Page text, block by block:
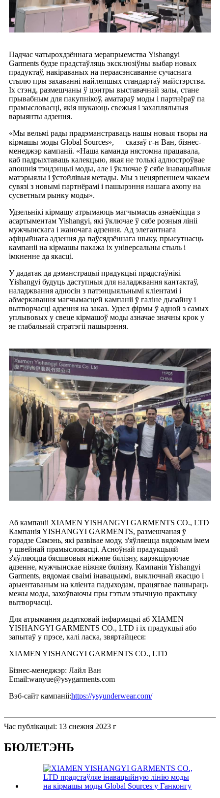
Падчас чатырохдзённага мерапрыемства Yishangyi
Garments будзе прадстаўляць эксклюзіўны выбар новых
прадуктаў, накіраваных на пераасэнсаванне сучаснага
стылю пры захаванні найлепшых стандартаў майстэрства.
Іх стэнд, размешчаны ў цэнтры выставачнай залы, стане
прывабным для пакупнікоў, аматараў моды і партнёраў па
прамысловасці, якія шукаюць свежыя і захапляльныя
варыянты адзення.
«Мы вельмі рады прадэманстраваць нашы новыя творы на
кірмашы моды Global Sources», — сказаў г-н Ван, бізнес-
менеджэр кампаніі. «Наша каманда нястомна працавала,
каб падрыхтаваць калекцыю, якая не толькі адлюстроўвае
апошнія тэндэнцыі моды, але і ўключае ў сябе інавацыйныя
матэрыялы і ўстойлівыя метады. Мы з нецярпеннем чакаем
сувязі з новымі партнёрамі і пашырэння нашага ахопу на
сусветным рынку моды».
Удзельнікі кірмашу атрымаюць магчымасць азнаёміцца ​​з
асартыментам Yishangyi, які ўключае ў сябе розныя лініі
мужчынскага і жаночага адзення. Ад элегантнага
афіцыйнага адзення да паўсядзённага шыку, прысутнасць
кампаніі на кірмашы пакажа іх універсальны стыль і
імкненне да якасці.
У дадатак да дэманстрацыі прадукцыі прадстаўнікі
Yishangyi будуць даступныя для наладжвання кантактаў,
наладжвання адносін з патэнцыяльнымі кліентамі і
абмеркавання магчымасцей кампаніі ў галіне дызайну і
вытворчасці адзення на заказ. Удзел фірмы ў адной з самых
уплывовых у свеце кірмашоў моды азначае значны крок у
яе глабальнай стратэгіі пашырэння.
Аб кампаніі XIAMEN YISHANGYI GARMENTS CO., LTD
Кампанія YISHANGYI GARMENTS, размешчаная ў
горадзе Сямэнь, які развівае моду, з'яўляецца вядомым імем
у швейнай прамысловасці. Асноўнай прадукцыяй
з'яўляюцца бясшвовыя ніжняе бялізну, карэкціруючае
адзенне, мужчынскае ніжняе бялізну. Кампанія Yishangyi
Garments, вядомая сваімі інавацыямі, выключнай якасцю і
арыентаваным на кліента падыходам, працягвае пашыраць
межы моды, захоўваючы пры гэтым этычную практыку
вытворчасці.
Для атрымання дадатковай інфармацыі аб XIAMEN
YISHANGYI GARMENTS CO., LTD і іх прадукцыі або
запытаў у прэсе, калі ласка, звяртайцеся:
XIAMEN YISHANGYI GARMENTS CO., LTD
Бізнес-менеджэр: Лайл Ван
Email:wanyue@ysygarments.com
Вэб-сайт кампаніі:https://ysyunderwear.com/
Час публікацыі: 13 снежня 2023 г
БЮЛЕТЭНЬ